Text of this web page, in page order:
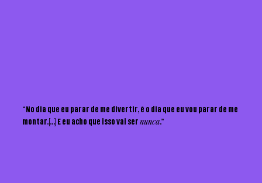
“No dia que eu parar de me divertir, é o dia que eu vou parar de me
montar.[...] E eu acho que isso vai ser nunca.”